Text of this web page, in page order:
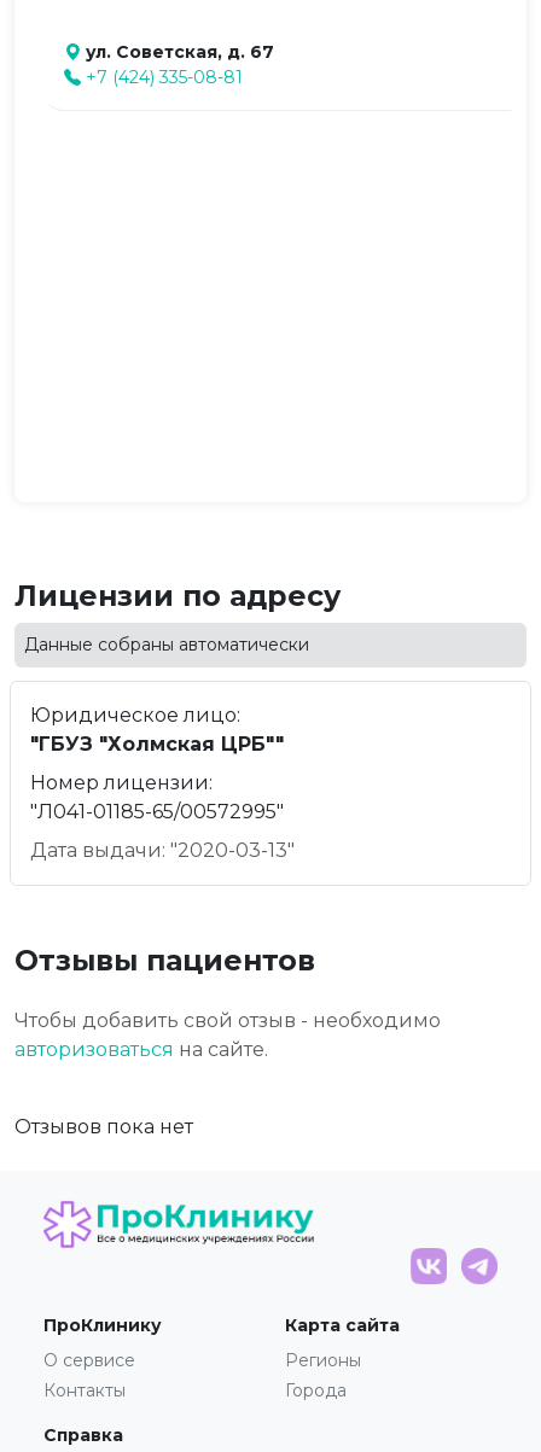
ул. Советская, д. 67
+7 (424) 335-08-81
Лицензии по адресу
Данные собраны автоматически
Юридическое лицо:
"ГБУЗ "Холмская ЦРБ""
Номер лицензии:
"Л041-01185-65/00572995"
Дата выдачи: "2020-03-13"
Отзывы пациентов
Чтобы добавить свой отзыв - необходимо
авторизоваться на сайте.
Отзывов пока нет
ПроКлинику
О сервисе
Контакты
Карта сайта
Регионы
Города
Справка